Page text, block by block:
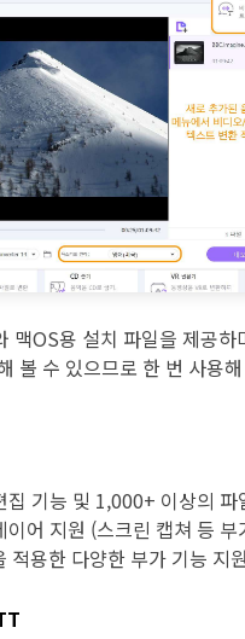
맥OS용 설치 파일을 제공하
볼 수 있으므로 한 번 사용
집 기능 및 1,000+ 이상의 파
이어 지원 (스크린 캡쳐 등 부
적용한 다양한 부가 기능 지원